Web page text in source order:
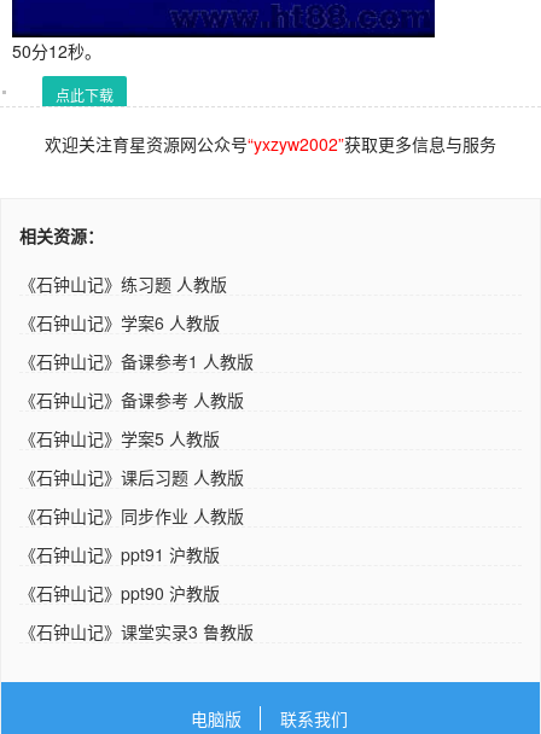
50分12秒。
点此下载
欢迎关注育星资源网公众号“yxzyw2002”获取更多信息与服务
相关资源：
《石钟山记》练习题 人教版
《石钟山记》学案6 人教版
《石钟山记》备课参考1 人教版
《石钟山记》备课参考 人教版
《石钟山记》学案5 人教版
《石钟山记》课后习题 人教版
《石钟山记》同步作业 人教版
《石钟山记》ppt91 沪教版
《石钟山记》ppt90 沪教版
《石钟山记》课堂实录3 鲁教版
电脑版 联系我们